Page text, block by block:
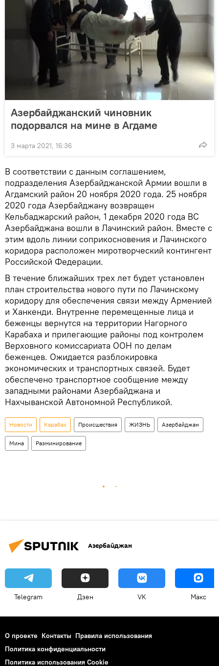
Азербайджанский чиновник
подорвался на мине в Агдаме
3 марта 2021, 16:36
В соответствии с данным соглашением,
подразделения Азербайджанской Армии вошли в
Агдамский район 20 ноября 2020 года. 25 ноября
2020 года Азербайджану возвращен
Кельбаджарский район, 1 декабря 2020 года ВС
Азербайджана вошли в Лачинский район. Вместе с
этим вдоль линии соприкосновения и Лачинского
коридора расположен миротворческий контингент
Российской Федерации.
В течение ближайших трех лет будет установлен
план строительства нового пути по Лачинскому
коридору для обеспечения связи между Арменией
и Ханкенди. Внутренне перемещенные лица и
беженцы вернутся на территории Нагорного
Карабаха и прилегающие районы под контролем
Верховного комиссариата ООН по делам
беженцев. Ожидается разблокировка
экономических и транспортных связей. Будет
обеспечено транспортное сообщение между
западными районами Азербайджана и
Нахчыванской Автономной Республикой.
Новости Карабах Происшествия ЖИЗНЬ Азербайджан
Мина Разминирование
Азербайджан
Telegram Дзен VK Макс
О проекте Контакты Правила использования
Политика конфиденциальности
Политика использования Cookie